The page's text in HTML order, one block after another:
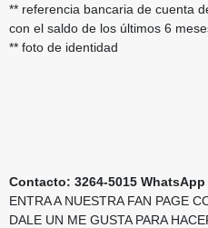
** referencia bancaria de cuenta
con el saldo de los últimos 6
** foto de identidad
Contacto: 3264-5015
ENTRA A NUESTRA FAN PAGE
DALE UN ME GUSTA PARA